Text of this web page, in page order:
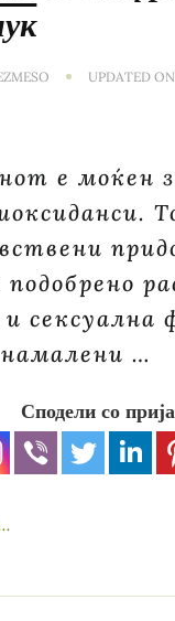
UPDATED ON
е моќен
сексуална
…
Сподели со